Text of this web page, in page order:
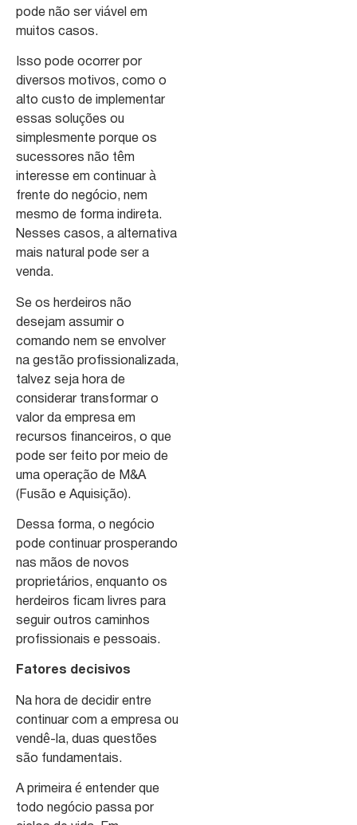
pode não ser viável em
muitos casos.
Isso pode ocorrer por
diversos motivos, como o
alto custo de implementar
essas soluções ou
simplesmente porque os
sucessores não têm
interesse em continuar à
frente do negócio, nem
mesmo de forma indireta.
Nesses casos, a alternativa
mais natural pode ser a
venda.
Se os herdeiros não
desejam assumir o
comando nem se envolver
na gestão profissionalizada,
talvez seja hora de
considerar transformar o
valor da empresa em
recursos financeiros, o que
pode ser feito por meio de
uma operação de M&A
(Fusão e Aquisição).
Dessa forma, o negócio
pode continuar prosperando
nas mãos de novos
proprietários, enquanto os
herdeiros ficam livres para
seguir outros caminhos
profissionais e pessoais.
Fatores decisivos
Na hora de decidir entre
continuar com a empresa ou
vendê-la, duas questões
são fundamentais.
A primeira é entender que
todo negócio passa por